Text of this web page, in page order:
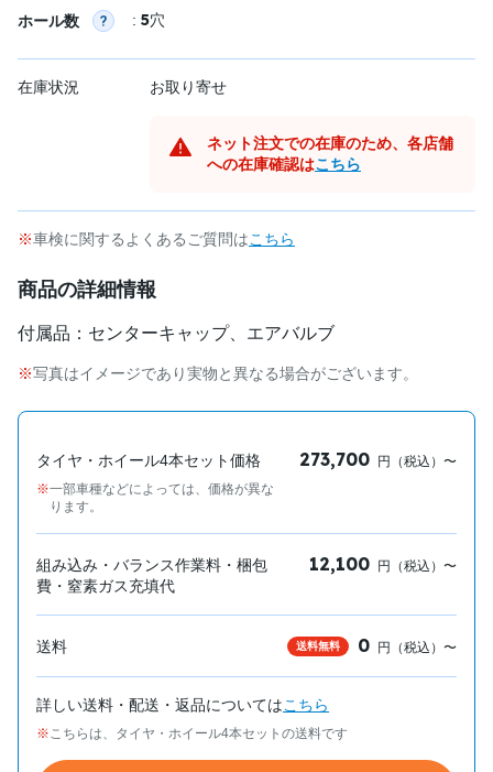
ホール数 : 5穴
在庫状況 お取り寄せ
ネット注文での在庫のため、各店舗
への在庫確認はこちら
車検に関するよくあるご質問はこちら
商品の詳細情報
付属品：センターキャップ、エアバルブ
写真はイメージであり実物と異なる場合がございます。
タイヤ・ホイール4本セット価格
一部車種などによっては、価格が異な
ります。
273,700 円（税込）〜
組み込み・バランス作業料・梱包
費・窒素ガス充填代
12,100 円（税込）〜
送料 送料無料 0 円（税込）〜
詳しい送料・配送・返品についてはこちら
こちらは、タイヤ・ホイール4本セットの送料です